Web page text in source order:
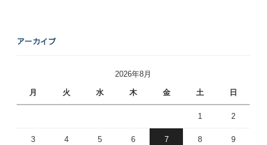
アーカイブ
2026年8月
月 火 水 木 金 土 日
1 2
3 4 5 6 7 8 9